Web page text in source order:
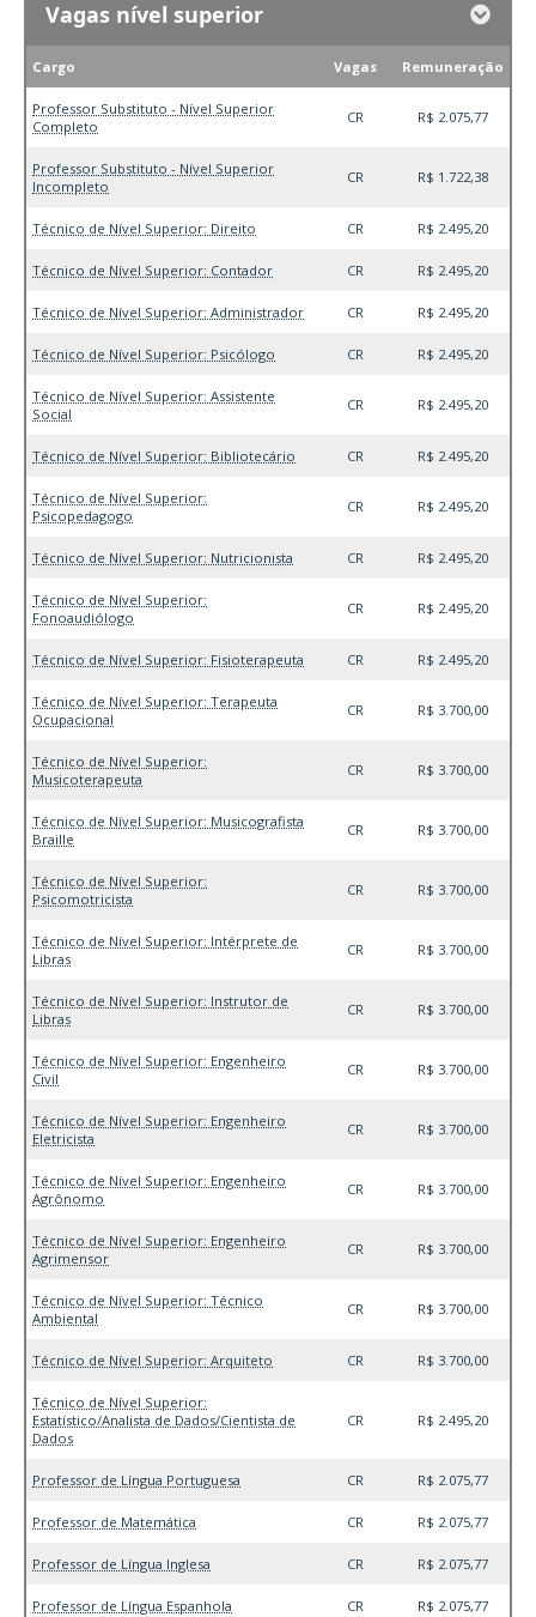
Vagas nível superior
Cargo Vagas Remuneração
Professor Substituto - Nível Superior
Completo
CR R$ 2.075,77
Professor Substituto - Nível Superior
Incompleto
CR R$ 1.722,38
Técnico de Nível Superior: Direito CR R$ 2.495,20
Técnico de Nível Superior: Contador CR R$ 2.495,20
Técnico de Nível Superior: Administrador CR R$ 2.495,20
Técnico de Nível Superior: Psicólogo CR R$ 2.495,20
Técnico de Nível Superior: Assistente
Social
CR R$ 2.495,20
Técnico de Nível Superior: Bibliotecário CR R$ 2.495,20
Técnico de Nível Superior:
Psicopedagogo
CR R$ 2.495,20
Técnico de Nível Superior: Nutricionista CR R$ 2.495,20
Técnico de Nível Superior:
Fonoaudiólogo
CR R$ 2.495,20
Técnico de Nível Superior: Fisioterapeuta CR R$ 2.495,20
Técnico de Nível Superior: Terapeuta
Ocupacional
CR R$ 3.700,00
Técnico de Nível Superior:
Musicoterapeuta
CR R$ 3.700,00
Técnico de Nível Superior: Musicografista
Braille
CR R$ 3.700,00
Técnico de Nível Superior:
Psicomotricista
CR R$ 3.700,00
Técnico de Nível Superior: Intérprete de
Libras
CR R$ 3.700,00
Técnico de Nível Superior: Instrutor de
Libras
CR R$ 3.700,00
Técnico de Nível Superior: Engenheiro
Civil
CR R$ 3.700,00
Técnico de Nível Superior: Engenheiro
Eletricista
CR R$ 3.700,00
Técnico de Nível Superior: Engenheiro
Agrônomo
CR R$ 3.700,00
Técnico de Nível Superior: Engenheiro
Agrimensor
CR R$ 3.700,00
Técnico de Nível Superior: Técnico
Ambiental
CR R$ 3.700,00
Técnico de Nível Superior: Arquiteto CR R$ 3.700,00
Técnico de Nível Superior:
Estatístico/Analista de Dados/Cientista de
Dados
CR R$ 2.495,20
Professor de Língua Portuguesa CR R$ 2.075,77
Professor de Matemática CR R$ 2.075,77
Professor de Língua Inglesa CR R$ 2.075,77
Professor de Língua Espanhola CR R$ 2.075,77